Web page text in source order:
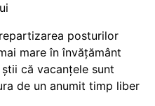
posturilor
mare în învățământ
că vacanțele sunt
de un anumit timp liber